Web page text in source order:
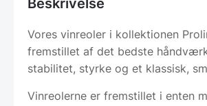
Beskrivelse
Vores vinreoler i kollektionen
fremstillet af det bedste
stabilitet, styrke og et klassisk,
Vinreolerne er fremstillet i enten